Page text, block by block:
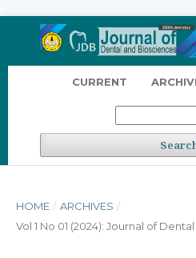
CURRENT
HOME / ARCHIVES /
Vol 1 No 01 (2024): Journal of